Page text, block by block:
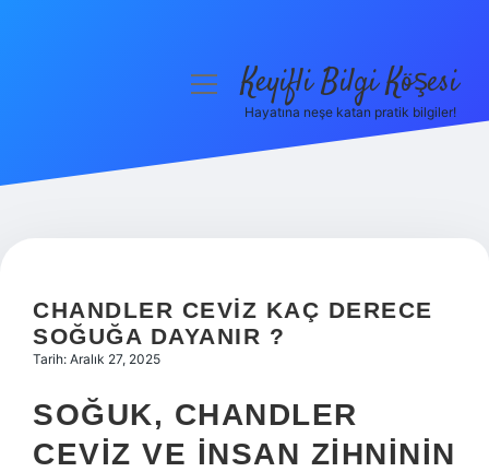
Hakkımızda
menüyüKeyifli Bilgi Köşesi
Hayatına neşe katan pratik bilgiler!
CHANDLER CEVIZ KAÇ DERECE
SOĞUĞA DAYANIR ?
Tarih: Aralık 27, 2025
SOĞUK, CHANDLER
CEVIZ VE İNSAN ZIHNININ